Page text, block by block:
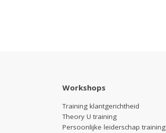
Workshops
Training klantgerichtheid
Theory U training
Persoonlijke leiderschap training